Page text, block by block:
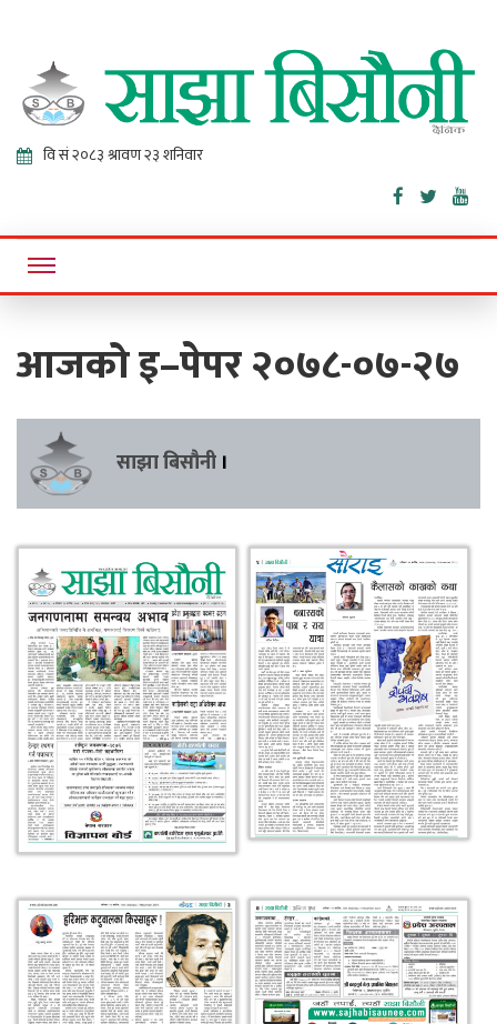
Sajha
Bisaunee
Online News Portal
आजको इ–पेपर २०७८-०७-२७
साझा बिसौनी ।